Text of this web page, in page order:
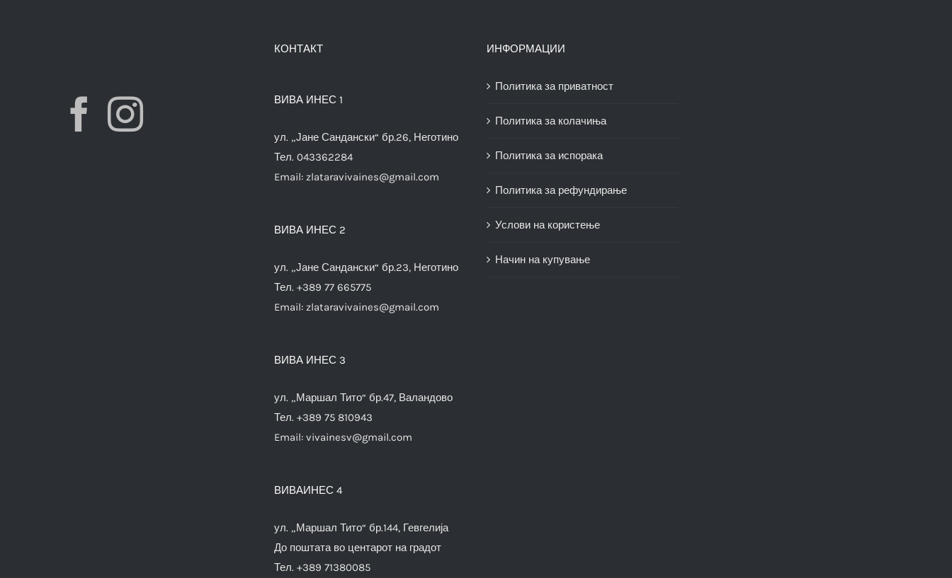
КОНТАКТ
ВИВА ИНЕС 1
ул. „Јане Сандански“ бр.26, Неготино
Тел. 043362284
Email: zlataravivaines@gmail.com
ВИВА ИНЕС 2
ул. „Јане Сандански“ бр.23, Неготино
Тел. +389 77 665775
Email: zlataravivaines@gmail.com
ВИВА ИНЕС 3
ул. „Маршал Тито“ бр.47, Валандово
Тел. +389 75 810943
Email: vivainesv@gmail.com
ВИВАИНЕС 4
ул. „Маршал Тито“ бр.144, Гевгелија
До поштата во центарот на градот
Тел. +389 71380085
ИНФОРМАЦИИ
Политика за приватност
Политика за колачиња
Политика за испорака
Политика за рефундирање
Услови на користење
Начин на купување